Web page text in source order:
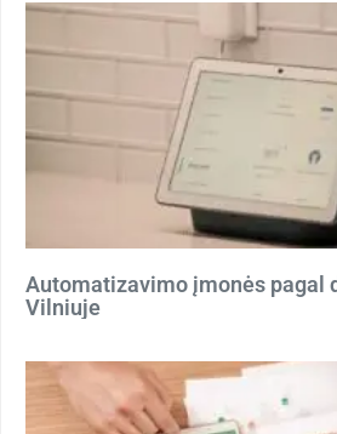
Automatizavimo įmonės pagal
Vilniuje